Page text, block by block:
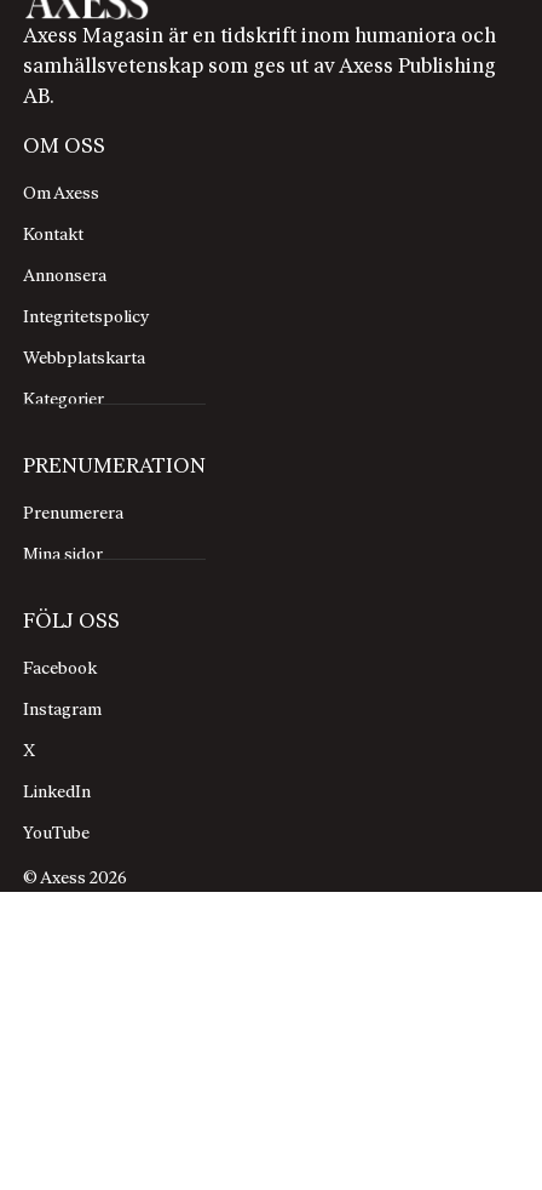
Axess Magasin är en tidskrift inom humaniora och
samhällsvetenskap som ges ut av Axess Publishing
AB.
OM OSS
Om Axess
Kontakt
Annonsera
Integritetspolicy
Webbplatskarta
Kategorier
PRENUMERATION
Prenumerera
Mina sidor
FÖLJ OSS
Facebook
Instagram
X
LinkedIn
YouTube
© Axess 2026